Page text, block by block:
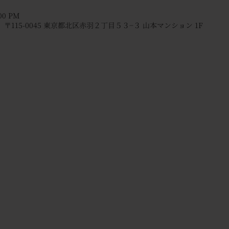
PM
115-0045 東京都北区赤羽２丁目５３−３ 山本マンション 1F